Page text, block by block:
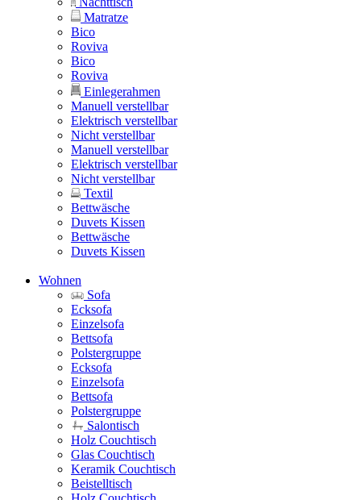
Matratze
Bico
Roviva
Bico
Roviva
Einlegerahmen
Manuell verstellbar
Elektrisch verstellbar
Nicht verstellbar
Manuell verstellbar
Elektrisch verstellbar
Nicht verstellbar
Textil
Bettwäsche
Duvets Kissen
Bettwäsche
Duvets Kissen
Wohnen
Sofa
Ecksofa
Einzelsofa
Bettsofa
Polstergruppe
Ecksofa
Einzelsofa
Bettsofa
Polstergruppe
Salontisch
Holz Couchtisch
Glas Couchtisch
Keramik Couchtisch
Beistelltisch